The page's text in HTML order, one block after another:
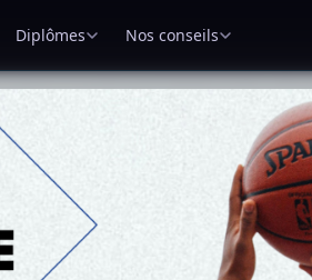
Diplômes Nos conseils